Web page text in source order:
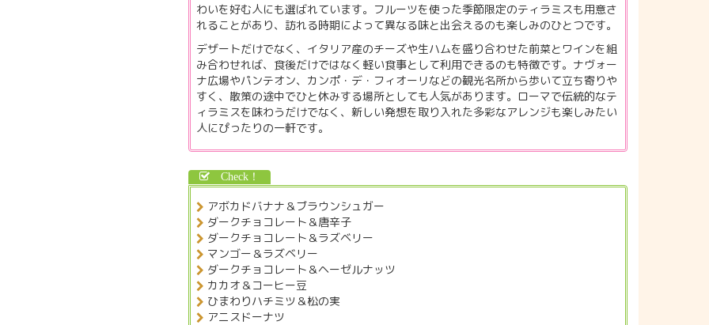
わいを好む人にも選ばれています。フルーツを使った季節限定のティラミスも用意さ
れることがあり、訪れる時期によって異なる味と出会えるのも楽しみのひとつです。
デザートだけでなく、イタリア産のチーズや生ハムを盛り合わせた前菜とワインを組
み合わせれば、食後だけではなく軽い食事として利用できるのも特徴です。ナヴォー
ナ広場やパンテオン、カンポ・デ・フィオーリなどの観光名所から歩いて立ち寄りや
すく、散策の途中でひと休みする場所としても人気があります。ローマで伝統的なテ
ィラミスを味わうだけでなく、新しい発想を取り入れた多彩なアレンジも楽しみたい
人にぴったりの一軒です。
アボカドバナナ＆ブラウンシュガー
ダークチョコレート＆唐辛子
ダークチョコレート＆ラズベリー
マンゴー＆ラズベリー
ダークチョコレート＆ヘーゼルナッツ
カカオ＆コーヒー豆
ひまわりハチミツ＆松の実
アニスドーナツ